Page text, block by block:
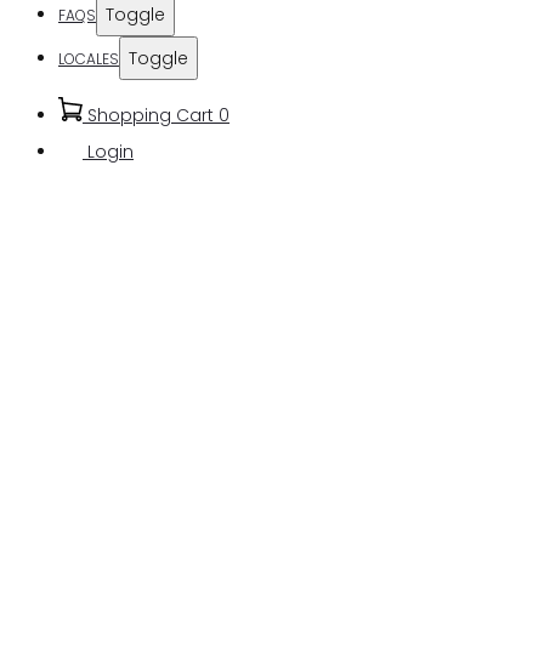
FAQS Toggle
LOCALES Toggle
Shopping Cart 0
Login